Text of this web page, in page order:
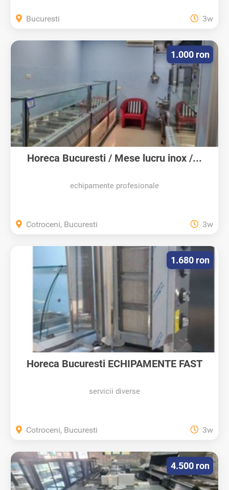
Bucuresti 3w
Horeca Bucuresti / Mese lucru inox /...
echipamente profesionale
1.000 ron
Cotroceni, Bucuresti 3w
Horeca Bucuresti ECHIPAMENTE FAST
servicii diverse
1.680 ron
Cotroceni, Bucuresti 3w
4.500 ron